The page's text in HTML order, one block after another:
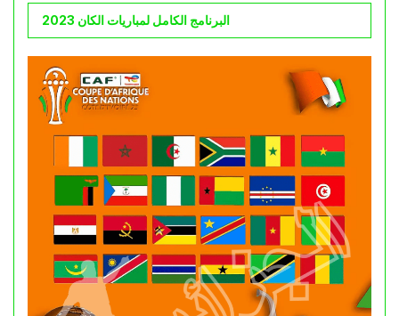
البرنامج الكامل لمباريات الكان 2023